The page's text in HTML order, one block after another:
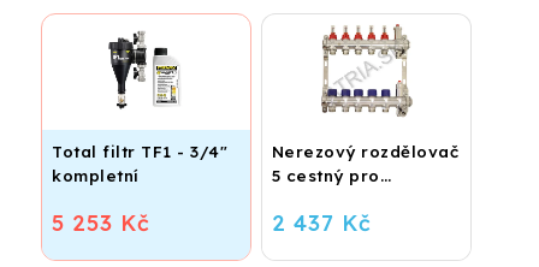
Total filtr TF1 - 3/4"
kompletní
5 253 Kč
Nerezový rozdělovač
5 cestný pro
2 437 Kč